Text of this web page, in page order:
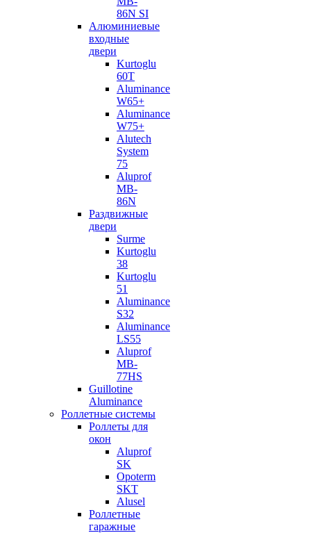
86N SI
Алюминиевые
входные
двери
Kurtoglu
60T
Aluminance
W65+
Aluminance
W75+
Alutech
System
75
Aluprof
MB-
86N
Раздвижные
двери
Surme
Kurtoglu
38
Kurtoglu
51
Aluminance
S32
Aluminance
LS55
Aluprof
MB-
77HS
Guillotine
Aluminance
Роллетные системы
Роллеты для
окон
Aluprof
SK
Opoterm
SKT
Alusel
Роллетные
гаражные